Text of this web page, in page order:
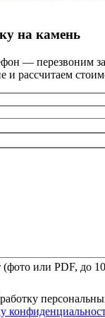
на камень
— перезвоним
и рассчитаем
(фото или PDF, до